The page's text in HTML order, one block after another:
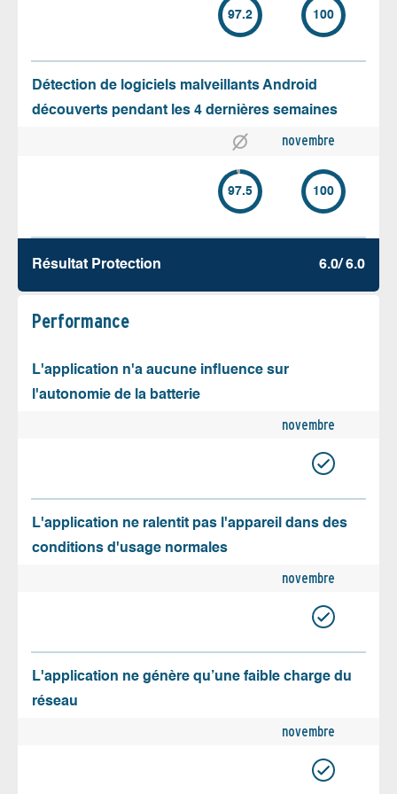
97.2 100
Détection de logiciels malveillants Android
découverts pendant les 4 dernières semaines
novembre
97.5 100
Résultat Protection 6.0/ 6.0
Performance
L'application n'a aucune influence sur
l'autonomie de la batterie
novembre
L'application ne ralentit pas l'appareil dans des
conditions d'usage normales
novembre
L'application ne génère qu’une faible charge du
réseau
novembre